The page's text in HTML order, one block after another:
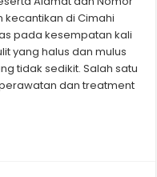
kecantikan di Cimahi
pada kesempatan kali
yang halus dan mulus
tidak sedikit. Salah satu
dan treatment